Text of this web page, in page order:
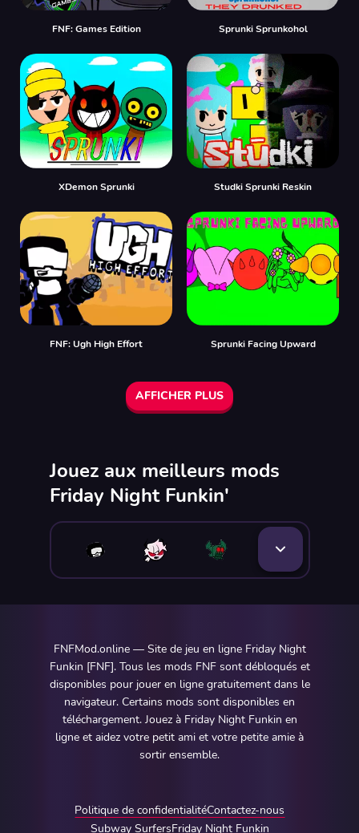
FNF: Games Edition Sprunki Sprunkohol
XDemon Sprunki Studki Sprunki Reskin
FNF: Ugh High Effort Sprunki Facing Upward
AFFICHER PLUS
Jouez aux meilleurs mods
Friday Night Funkin'
FNFMod.online — Site de jeu en ligne Friday Night
Funkin [FNF]. Tous les mods FNF sont débloqués et
disponibles pour jouer en ligne gratuitement dans le
navigateur. Certains mods sont disponibles en
téléchargement. Jouez à Friday Night Funkin en
ligne et aidez votre petit ami et votre petite amie à
sortir ensemble.
Politique de confidentialitéContactez-nous
Subway SurfersFriday Night Funkin